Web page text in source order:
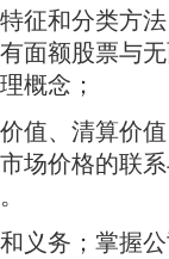
和分类方法
面额股票与
概念；
、清算价值
场价格的联
务；掌握公